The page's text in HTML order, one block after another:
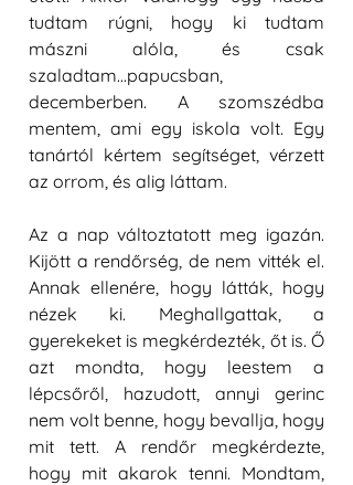
tudtam rúgni, hogy ki tudtam
mászni alóla, és csak
szaladtam...papucsban,
decemberben. A szomszédba
mentem, ami egy iskola volt. Egy
tanártól kértem segítséget, vérzett
az orrom, és alig láttam.
Az a nap változtatott meg igazán.
Kijött a rendőrség, de nem vitték el.
Annak ellenére, hogy látták, hogy
nézek ki. Meghallgattak, a
gyerekeket is megkérdezték, őt is. Ő
azt mondta, hogy leestem a
lépcsőről, hazudott, annyi gerinc
nem volt benne, hogy bevallja, hogy
mit tett. A rendőr megkérdezte,
hogy mit akarok tenni. Mondtam,